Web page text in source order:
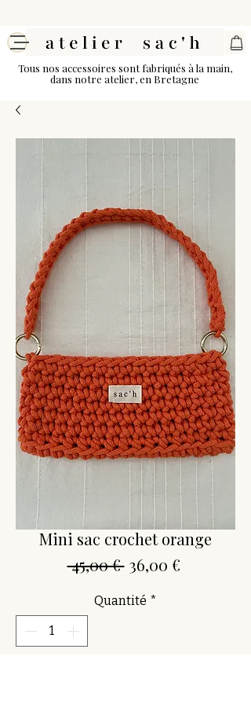
Tous nos accessoires sont fabriqués à la main,
dans notre atelier, en Bretagne
Mini sac crochet orange
45,00 € Prix
36,00 €Prix
Quantité *